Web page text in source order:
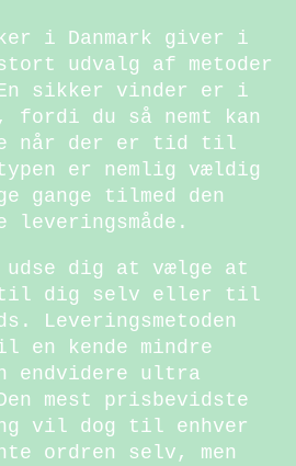
i Danmark giver i
udvalg af metoder
sikker vinder er i
fordi du så nemt kan
når der er tid til
er nemlig vældig
gange tilmed den
leveringsmåde.
dig at vælge at
til dig selv eller til
Leveringsmetoden
kende mindre
endvidere ultra
mest prisbevidste
vil dog til enhver
ordren selv, men